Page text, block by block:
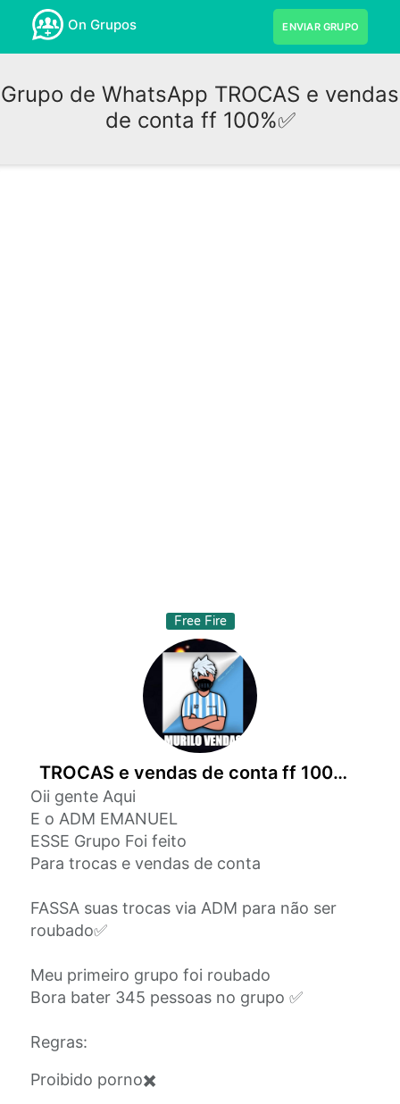
On Grupos ENVIAR GRUPO
Grupo de WhatsApp TROCAS e vendas
de conta ff 100%✅
Free Fire
TROCAS e vendas de conta ff 100%✅
Oii gente Aqui
E o ADM EMANUEL
ESSE Grupo Foi feito
Para trocas e vendas de conta
FASSA suas trocas via ADM para não ser
roubado✅
Meu primeiro grupo foi roubado
Bora bater 345 pessoas no grupo ✅
Regras:
Proibido porno✖️